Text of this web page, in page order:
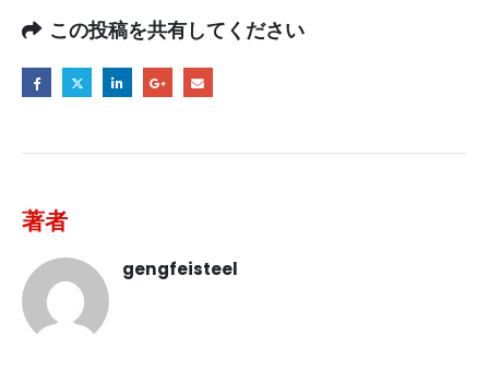
この投稿を共有してください
著者
gengfeisteel